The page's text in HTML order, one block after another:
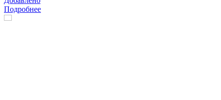
Подробнее